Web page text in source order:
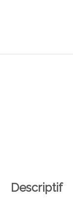
Descriptif